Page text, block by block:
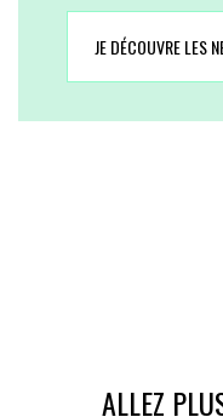
JE DÉCOUVRE LES
ALLEZ